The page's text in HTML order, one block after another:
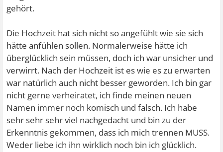
gehört.
Die Hochzeit hat sich nicht so angefühlt wie sie sich
hätte anfühlen sollen. Normalerweise hätte ich
überglücklich sein müssen, doch ich war unsicher und
verwirrt. Nach der Hochzeit ist es wie es zu erwarten
war natürlich auch nicht besser geworden. Ich bin gar
nicht gerne verheiratet, ich finde meinen neuen
Namen immer noch komisch und falsch. Ich habe
sehr sehr sehr viel nachgedacht und bin zu der
Erkenntnis gekommen, dass ich mich trennen MUSS.
Weder liebe ich ihn wirklich noch bin ich glücklich.